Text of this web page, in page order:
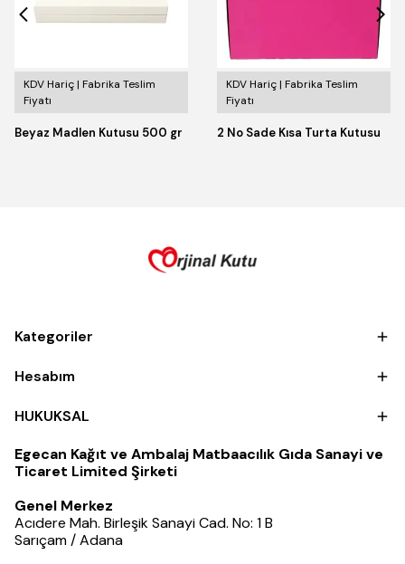
KDV Hariç | Fabrika Teslim
Fiyatı
Beyaz Madlen Kutusu 500 gr
KDV Hariç | Fabrika Teslim
Fiyatı
2 No Sade Kısa Turta Kutusu
Kategoriler
Hesabım
HUKUKSAL
Egecan Kağıt ve Ambalaj Matbaacılık Gıda Sanayi ve
Ticaret Limited Şirketi
Genel Merkez
Acıdere Mah. Birleşik Sanayi Cad. No: 1 B
Sarıçam / Adana